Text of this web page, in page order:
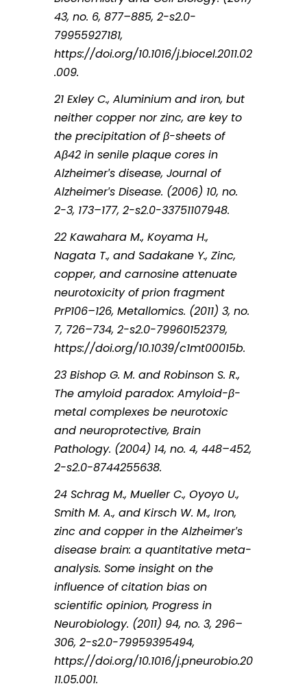
43, no. 6, 877–885, 2-s2.0-
79955927181,
https://doi.org/10.1016/j.biocel.2011.02
.009.
21 Exley C., Aluminium and iron, but
neither copper nor zinc, are key to
the precipitation of β-sheets of
Aβ42 in senile plaque cores in
Alzheimer′s disease, Journal of
Alzheimer′s Disease. (2006) 10, no.
2-3, 173–177, 2-s2.0-33751107948.
22 Kawahara M., Koyama H.,
Nagata T., and Sadakane Y., Zinc,
copper, and carnosine attenuate
neurotoxicity of prion fragment
PrP106–126, Metallomics. (2011) 3, no.
7, 726–734, 2-s2.0-79960152379,
https://doi.org/10.1039/c1mt00015b.
23 Bishop G. M. and Robinson S. R.,
The amyloid paradox: Amyloid-β-
metal complexes be neurotoxic
and neuroprotective, Brain
Pathology. (2004) 14, no. 4, 448–452,
2-s2.0-8744255638.
24 Schrag M., Mueller C., Oyoyo U.,
Smith M. A., and Kirsch W. M., Iron,
zinc and copper in the Alzheimer′s
disease brain: a quantitative meta-
analysis. Some insight on the
influence of citation bias on
scientific opinion, Progress in
Neurobiology. (2011) 94, no. 3, 296–
306, 2-s2.0-79959395494,
https://doi.org/10.1016/j.pneurobio.20
11.05.001.